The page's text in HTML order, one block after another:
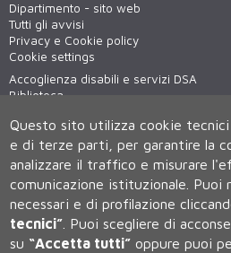
Dipartimento - sito web
Tutti gli avvisi
Privacy e Cookie policy
Cookie settings
Accoglienza disabili e servizi DSA
Biblioteca
WiFi - unisiWireless
Questo sito utilizza cookie
e di terze parti, per garantire la
analizzare il traffico e misurare
comunicazione istituzionale. Puoi
necessari e di profilazione
tecnici” Puoi scegliere di
su “Accetta tutti” oppure puoi